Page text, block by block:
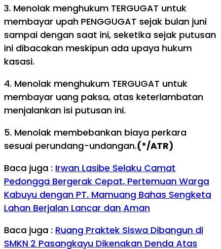
3. Menolak menghukum TERGUGAT untuk
membayar upah PENGGUGAT sejak bulan juni
sampai dengan saat ini, seketika sejak putusan
ini dibacakan meskipun ada upaya hukum
kasasi.
4. Menolak menghukum TERGUGAT untuk
membayar uang paksa, atas keterlambatan
menjalankan isi putusan ini.
5. Menolak membebankan biaya perkara
sesuai perundang-undangan.(*/ATR)
Baca juga : Irwan Lasibe Selaku Camat
Pedongga Bergerak Cepat, Pertemuan Warga
Kabuyu dengan PT. Mamuang Bahas Sengketa
Lahan Berjalan Lancar dan Aman
Baca juga : Ruang Praktek Siswa Dibangun di
SMKN 2 Pasangkayu Dikenakan Denda Atas